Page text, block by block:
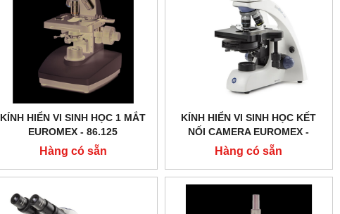
KÍNH HIỂN VI SINH HỌC 1 MẮT
EUROMEX - 86.125
Hàng có sẵn
KÍNH HIỂN VI SINH HỌC KẾT
NỐI CAMERA EUROMEX -
BB.1153 ‑ PLPHI
Hàng có sẵn